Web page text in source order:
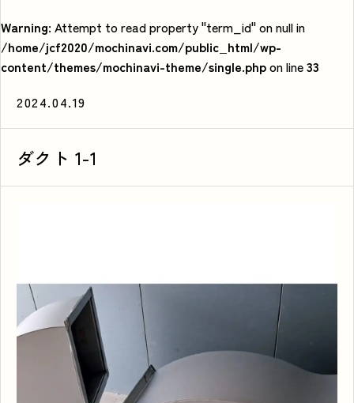
Warning: Attempt to read property "term_id" on null in
/home/jcf2020/mochinavi.com/public_html/wp-
content/themes/mochinavi-theme/single.phpon line33
2024.04.19
ダクト 1-1